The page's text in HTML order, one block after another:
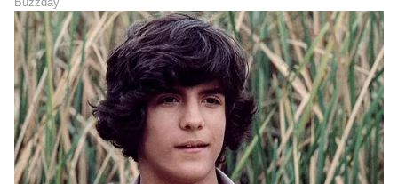
ಸಂಪೂರ್ಣ ಮಾಹಿತಿ ಒಂದೇ ಕ್ಲಿಕ್‌ನಲ್ಲಿ ಲಭ್ಯ. ಏಷ್ಯಾನೆಟ್
ಸುವರ್ಣ ನ್ಯೂಸ್ ಅಧಿಕೃತ ಆ್ಯಪ್ ಡೌನ್‌ಲೋಡ್ ಮಾಡಿ
ಹಾಗು ಎಲ್ಲಾ ಅಪ್‌ಡೇಟ್ ಗಳನ್ನು ಪಡೆಯಿರಿ.